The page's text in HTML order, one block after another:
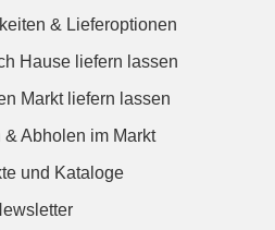
& Lieferoptionen
Hause liefern lassen
Markt liefern lassen
& Abholen im Markt
und Kataloge